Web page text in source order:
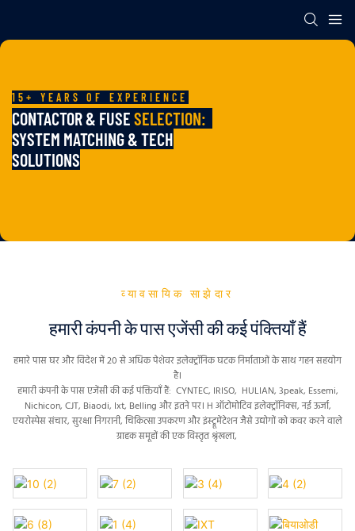
15+ YEARS OF EXPERIENCE
CONTACTOR & FUSESELECTION:
SYSTEM MATCHING & TECH
SOLUTIONS
व्यावसायिक साझेदार
हमारी कंपनी के पास एजेंसी की कई पंक्तियाँ हैं
हमारे पास घर और विदेश में 20 से अधिक पेशेवर इलेक्ट्रॉनिक घटक निर्माताओं के साथ गहन सहयोग
है।
हमारी कंपनी के पास एजेंसी की कई पंक्तियाँ हैं: CYNTEC, IRISO, HULIAN, 3peak, Essemi,
Nichicon, CJT, Biaodi, Ixt, Belling और इतने पर। H ऑटोमोटिव इलेक्ट्रॉनिक्स, नई ऊर्जा,
एयरोस्पेस संचार, सुरक्षा निगरानी, ​​चिकित्सा उपकरण और इंस्ट्रूमेंटेशन जैसे उद्योगों को कवर करने वाले
ग्राहक समूहों की एक विस्तृत श्रृंखला,